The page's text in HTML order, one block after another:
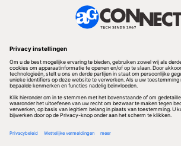
Volg ons
Redactionele partner